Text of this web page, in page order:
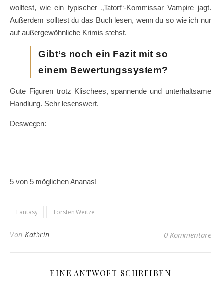
wolltest, wie ein typischer „Tatort“-Kommissar Vampire jagt.
Außerdem solltest du das Buch lesen, wenn du so wie ich nur
auf außergewöhnliche Krimis stehst.
Gibt’s noch ein Fazit mit so
einem Bewertungssystem?
Gute Figuren trotz Klischees, spannende und unterhaltsame
Handlung. Sehr lesenswert.
Deswegen:
5 von 5 möglichen Ananas!
Fantasy Torsten Weitze
Von Kathrin 0 Kommentare
EINE ANTWORT SCHREIBEN